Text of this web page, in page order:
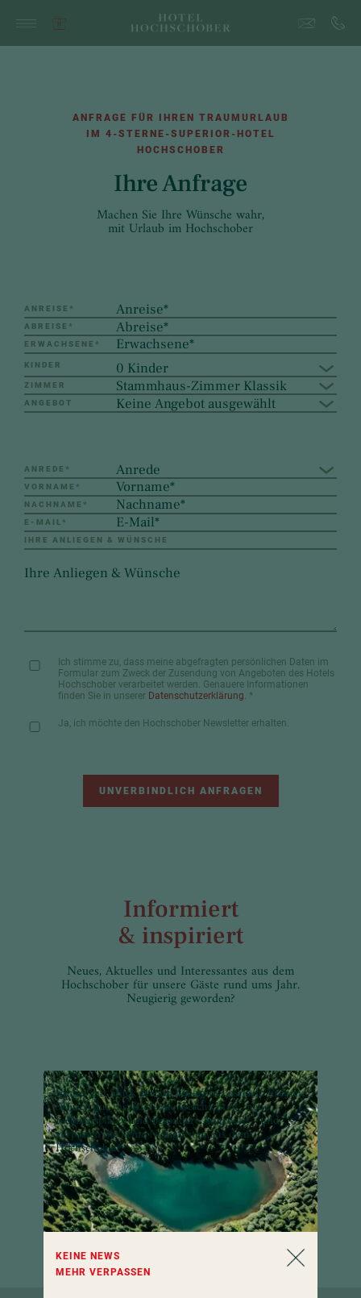
Immer ein Stück Hochschober im Postfach: Freuen
Sie sich auf inspirierende Geschichten, neue
Lieblingsplätze und besondere Angebote – und
verpassen Sie keine Neuigkeiten aus dem
Hochschober!
KEINE NEWS
MEHR VERPASSEN
ANFRAGE FÜR IHREN TRAUMURLAUB
IM 4-STERNE-SUPERIOR-HOTEL
HOCHSCHOBER
Ihre Anfrage
Machen Sie Ihre Wünsche wahr,
mit Urlaub im Hochschober
ANREISE *
ABREISE *
ERWACHSENE *
KINDER 0 Kinder
ZIMMER Stammhaus-Zimmer Klassik
ANGEBOT Keine Angebot ausgewählt
ANREDE * Anrede
VORNAME *
NACHNAME *
E-MAIL *
IHRE ANLIEGEN & WÜNSCHE
Ich stimme zu, dass meine abgefragten persönlichen Daten im
Formular zum Zweck der Zusendung von Angeboten des Hotels
Hochschober verarbeitet werden. Genauere Informationen
finden Sie in unserer Datenschutzerklärung. *
Ja, ich möchte den Hochschober Newsletter erhalten.
UNVERBINDLICH ANFRAGEN
Informiert
& inspiriert
Neues, Aktuelles und Interessantes aus dem
Hochschober für unsere Gäste rund ums Jahr.
Neugierig geworden?